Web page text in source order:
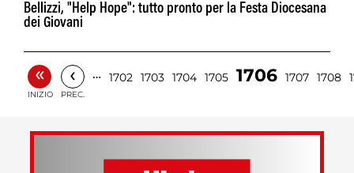
Bellizzi, "Help Hope": tutto pronto per la Festa Diocesana
dei Giovani
«
INIZIO
‹
PREC.
… 1702 1703 1704 1705 1706 1707 1708